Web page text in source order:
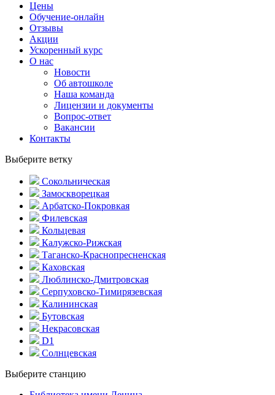
Цены
Обучение-онлайн
Отзывы
Акции
Ускоренный курс
О нас
Новости
Об автошколе
Наша команда
Лицензии и документы
Вопрос-ответ
Вакансии
Контакты
Выберите ветку
Сокольническая
Замоскворецкая
Арбатско-Покровкая
Филевская
Кольцевая
Калужско-Рижская
Таганско-Краснопресненская
Каховская
Люблинско-Дмитровская
Серпуховско-Тимирязевская
Калининская
Бутовская
Некрасовская
D1
Солнцевская
Выберите станцию